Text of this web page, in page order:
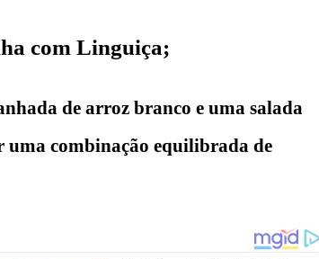
com Linguiça;
de arroz branco e uma salada
uma combinação equilibrada de